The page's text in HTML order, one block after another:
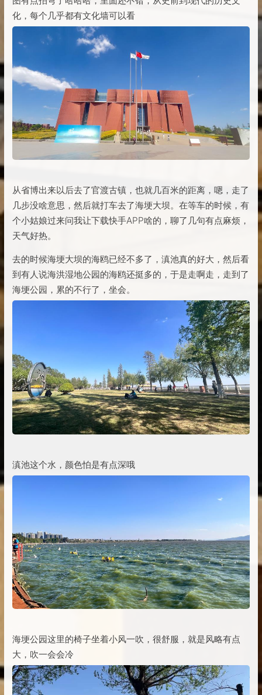
化，每个几乎都有文化墙可以看
从省博出来以后去了官渡古镇，也就几百米的距离，嗯，走了
几步没啥意思，然后就打车去了海埂大坝。在等车的时候，有
个小姑娘过来问我让下载快手APP啥的，聊了几句有点麻烦，
天气好热。
去的时候海埂大坝的海鸥已经不多了，滇池真的好大，然后看
到有人说海洪湿地公园的海鸥还挺多的，于是走啊走，走到了
海埂公园，累的不行了，坐会。
滇池这个水，颜色怕是有点深哦
海埂公园这里的椅子坐着小风一吹，很舒服，就是风略有点
大，吹一会会冷